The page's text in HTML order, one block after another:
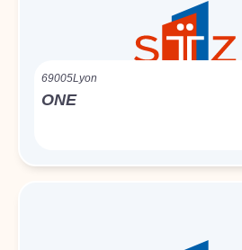
69005Lyon
ONE